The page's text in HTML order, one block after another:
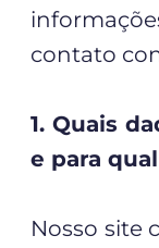
contato
1. Quais
e para
Nosso site